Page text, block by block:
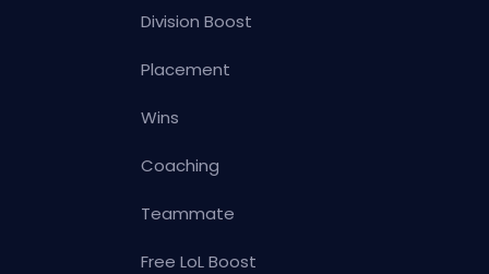
Division Boost
Placement
Wins
Coaching
Teammate
Free LoL Boost